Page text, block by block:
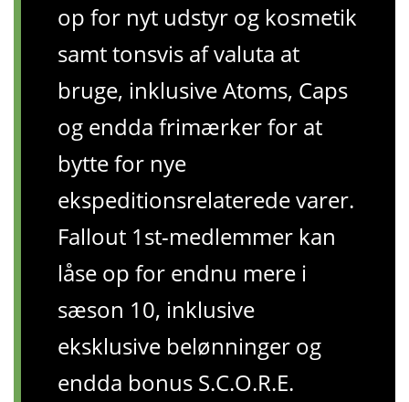
op for nyt udstyr og kosmetik
samt tonsvis af valuta at
bruge, inklusive Atoms, Caps
og endda frimærker for at
bytte for nye
ekspeditionsrelaterede varer.
Fallout 1st-medlemmer kan
låse op for endnu mere i
sæson 10, inklusive
eksklusive belønninger og
endda bonus S.C.O.R.E.